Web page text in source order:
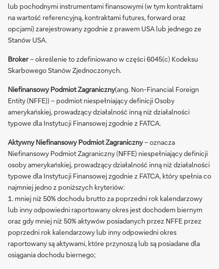
lub pochodnymi instrumentami finansowymi (w tym kontraktami
na wartość referencyjną, kontraktami futures, forward oraz
opcjami) zarejestrowany zgodnie z prawem USA lub jednego ze
Stanów USA.
Broker– określenie to zdefiniowano w części 6045(c) Kodeksu
Skarbowego Stanów Zjednoczonych.
Niefinansowy Podmiot Zagraniczny(ang. Non-Financial Foreign
Entity (NFFE)) – podmiot niespełniający definicji Osoby
amerykańskiej, prowadzący działalność inną niż działalności
typowe dla Instytucji Finansowej zgodnie z FATCA.
Aktywny Niefinansowy Podmiot Zagraniczny– oznacza
Niefinansowy Podmiot Zagraniczny (NFFE) niespełniający definicji
osoby amerykańskiej, prowadzący działalność inną niż działalności
typowe dla Instytucji Finansowej zgodnie z FATCA, który spełnia co
najmniej jedno z poniższych kryteriów:
1. mniej niż 50% dochodu brutto za poprzedni rok kalendarzowy
lub inny odpowiedni raportowany okres jest dochodem biernym
oraz gdy mniej niż 50% aktywów posiadanych przez NFFE przez
poprzedni rok kalendarzowy lub inny odpowiedni okres
raportowany są aktywami, które przynoszą lub są posiadane dla
osiągania dochodu biernego;